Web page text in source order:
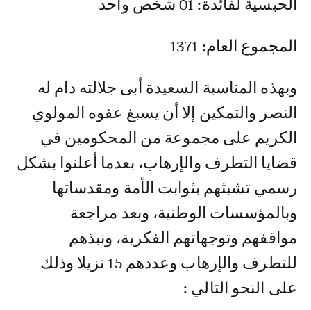
الحبسية لفائدة: 01 شخص واحد
المجموع العام: 1371
وبهذه المناسبة السعيدة أبى جلالته دام له
النصر والتمكين إلا أن يسبغ عفوه المولوي
الكريم على مجموعة من المحكومين في
قضايا التطرف والإرهاب، بعدما أعلنوا بشكل
رسمي تشبثهم بثوابت الأمة ومقدساتها
وبالمؤسسات الوطنية، وبعد مراجعة
مواقفهم وتوجهاتهم الفكرية، ونبذهم
للتطرف والإرهاب وعددهم 15 نزيلا وذلك
على النحو التالي :